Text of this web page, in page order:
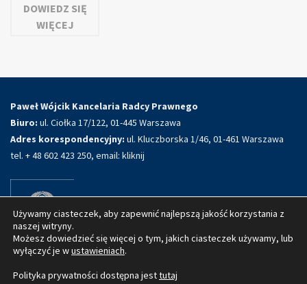
DOWIEDZ SIĘ
WIĘCEJ
Paweł Wójcik Kancelaria Radcy Prawnego
Biuro: ul. Ciołka 17/122, 01-445 Warszawa
Adres korespondencyjny: ul. Kluczborska 1/46, 01-461 Warszawa
tel. + 48 602 423 250, email: kliknij
Używamy ciasteczek, aby zapewnić najlepszą jakość korzystania z
naszej witryny.
Możesz dowiedzieć się więcej o tym, jakich ciasteczek używamy, lub
wyłączyć je wustawieniach.
Polityka prywatności dostępna jesttutaj